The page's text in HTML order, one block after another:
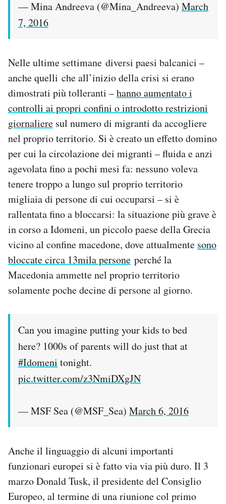
— Mina Andreeva (@Mina_Andreeva) March
7, 2016
Nelle ultime settimane diversi paesi balcanici –
anche quelli che all’inizio della crisi si erano
dimostrati più tolleranti –hanno aumentato i
controlli ai propri confini o introdotto restrizioni
giornaliere sul numero di migranti da accogliere
nel proprio territorio. Si è creato un effetto domino
per cui la circolazione dei migranti – fluida e anzi
agevolata fino a pochi mesi fa: nessuno voleva
tenere troppo a lungo sul proprio territorio
migliaia di persone di cui occuparsi – si è
rallentata fino a bloccarsi: la situazione più grave è
in corso a Idomeni, un piccolo paese della Grecia
vicino al confine macedone, dove attualmente sono
bloccate circa 13mila persone perché la
Macedonia ammette nel proprio territorio
solamente poche decine di persone al giorno.
Can you imagine putting your kids to bed
here? 1000s of parents will do just that at
#Idomeni tonight.
pic.twitter.com/z3NmiDXgJN
— MSF Sea (@MSF_Sea) March 6, 2016
Anche il linguaggio di alcuni importanti
funzionari europei si è fatto via via più duro. Il 3
marzo Donald Tusk, il presidente del Consiglio
Europeo, al termine di una riunione col primo